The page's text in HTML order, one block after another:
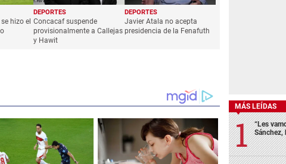
hizo el
DEPORTES
Concacaf suspende
provisionalmente a Callejas
y Hawit
DEPORTES
Javier Atala no acepta
presidencia de la Fenafuth
MÁS LEÍDAS
“Les
Sánchez,